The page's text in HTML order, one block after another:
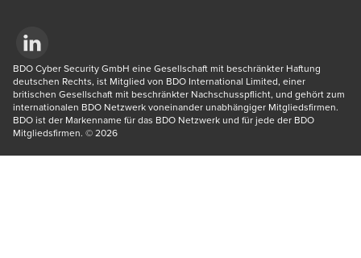
Opens in a new window/tab
BDO Cyber Security GmbH eine Gesellschaft mit beschränkter Haftung
deutschen Rechts, ist Mitglied von BDO International Limited, einer
britischen Gesellschaft mit beschränkter Nachschusspflicht, und gehört zum
internationalen BDO Netzwerk voneinander unabhängiger Mitgliedsfirmen.
BDO ist der Markenname für das BDO Netzwerk und für jede der BDO
Mitgliedsfirmen. © 2026